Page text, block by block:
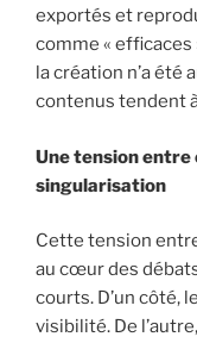
exportés et
comme « efficaces
la création n’a été
contenus tendent
Une tension
singularisation
Cette tension
au cœur des
courts. D’un côté,
visibilité. De